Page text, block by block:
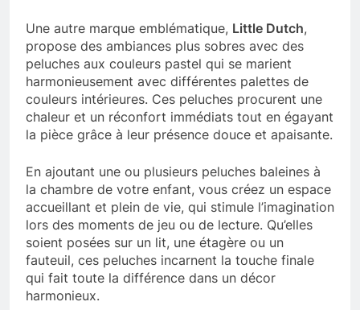
Une autre marque emblématique, Little Dutch,
propose des ambiances plus sobres avec des
peluches aux couleurs pastel qui se marient
harmonieusement avec différentes palettes de
couleurs intérieures. Ces peluches procurent une
chaleur et un réconfort immédiats tout en égayant
la pièce grâce à leur présence douce et apaisante.
En ajoutant une ou plusieurs peluches baleines à
la chambre de votre enfant, vous créez un espace
accueillant et plein de vie, qui stimule l’imagination
lors des moments de jeu ou de lecture. Qu’elles
soient posées sur un lit, une étagère ou un
fauteuil, ces peluches incarnent la touche finale
qui fait toute la différence dans un décor
harmonieux.